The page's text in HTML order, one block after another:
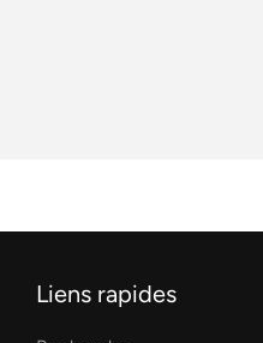
Liens rapides